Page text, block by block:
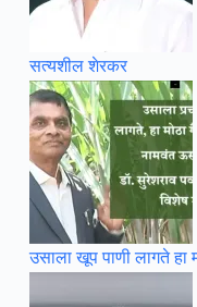
सत्यशील शेरकर
उसाला खूप पाणी लागते हा